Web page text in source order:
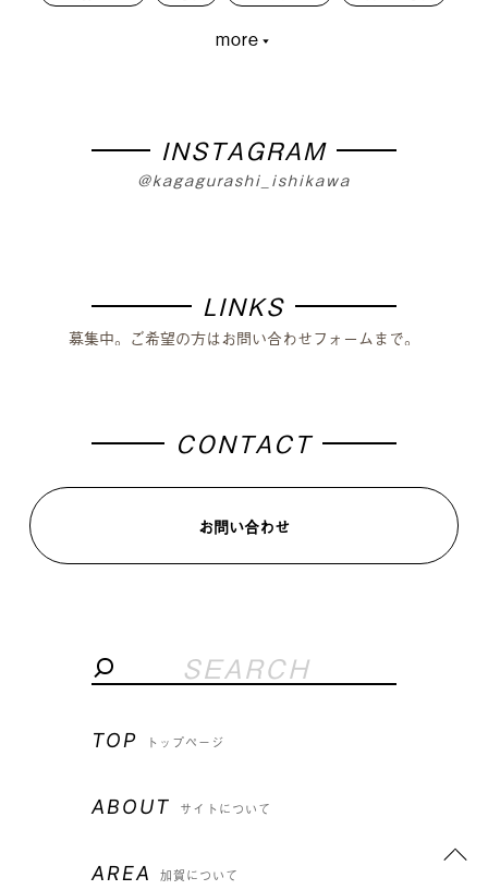
PLUSKAGA
more
INSTAGRAM
@kagagurashi_ishikawa
LINKS
募集中。ご希望の方はお問い合わせフォームまで。
CONTACT
お問い合わせ
TOP トップページ
ABOUT サイトについて
AREA 加賀について